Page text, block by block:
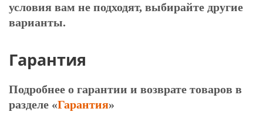
условия вам не подходят, выбирайте другие
варианты.
Гарантия
Подробнее о гарантии и возврате товаров в
разделе «Гарантия»